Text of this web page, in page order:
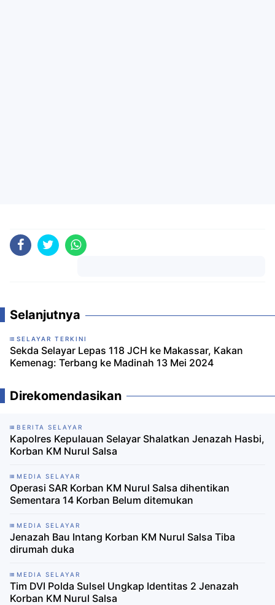
Selanjutnya
SELAYAR TERKINI
Sekda Selayar Lepas 118 JCH ke Makassar, Kakan
Kemenag: Terbang ke Madinah 13 Mei 2024
Direkomendasikan
BERITA SELAYAR
Kapolres Kepulauan Selayar Shalatkan Jenazah Hasbi,
Korban KM Nurul Salsa
MEDIA SELAYAR
Operasi SAR Korban KM Nurul Salsa dihentikan
Sementara 14 Korban Belum ditemukan
MEDIA SELAYAR
Jenazah Bau Intang Korban KM Nurul Salsa Tiba
dirumah duka
MEDIA SELAYAR
Tim DVI Polda Sulsel Ungkap Identitas 2 Jenazah
Korban KM Nurul Salsa